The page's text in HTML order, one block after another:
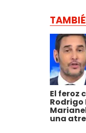
El feroz
Rodrigo
una